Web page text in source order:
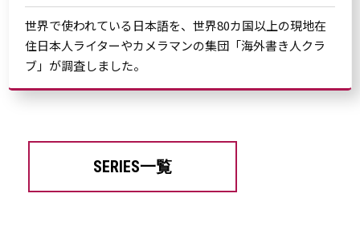
世界で使われている日本語を、世界80カ国以上の現地在
住日本人ライターやカメラマンの集団「海外書き人クラ
ブ」が調査しました。
SERIES一覧